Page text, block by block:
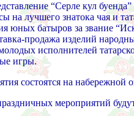
“Серле кул
на лучшего знатока чая и
юных батыров за звание
продажа изделий
исполнителей
игры.
состоятся на
мероприятий